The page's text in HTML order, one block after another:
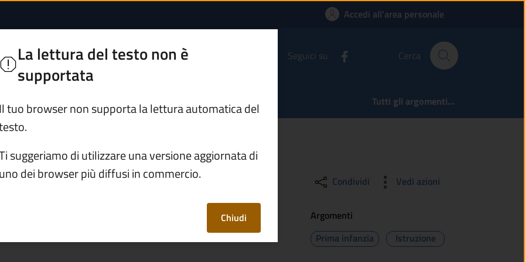
| Comune di Losine Accedi all'area personale
Seguici su Cerca
Servizi Vivere Losine Tutti gli argomenti...
"I Camunelli"
Condividi Vedi azioni
La lettura del testo non è
supportata
Il tuo browser non supporta la lettura automatica del
suggeriamo di utilizzare una versione aggiornata di
uno dei browser più diffusi in commercio.
Chiudi
Argomenti
Prima infanzia
Istruzione